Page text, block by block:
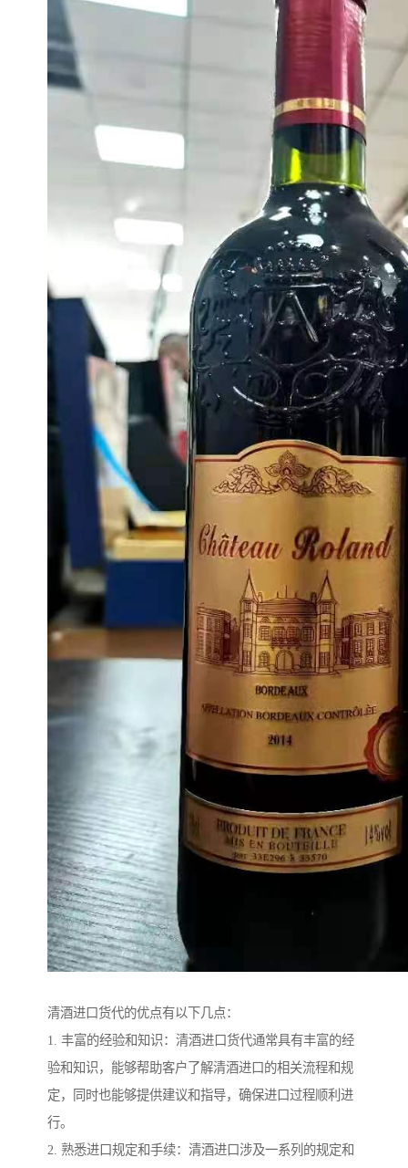
清酒进口货代的优点有以下几点：
1. 丰富的经验和知识：清酒进口货代通常具有丰富的经
验和知识，能够帮助客户了解清酒进口的相关流程和规
定，同时也能够提供建议和指导，确保进口过程顺利进
行。
2. 熟悉进口规定和手续：清酒进口涉及一系列的规定和